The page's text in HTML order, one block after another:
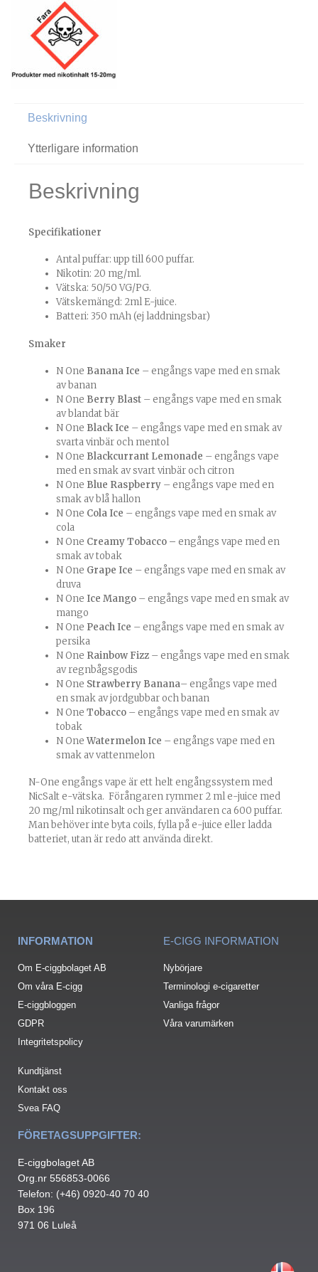
Beskrivning
Ytterligare information
Beskrivning
Specifikationer
Antal puffar: upp till 600 puffar.
Nikotin: 20 mg/ml.
Vätska: 50/50 VG/PG.
Vätskemängd: 2ml E-juice.
Batteri: 350 mAh (ej laddningsbar)
Smaker
N One Banana Ice – engångs vape med en smak
av banan
N One Berry Blast – engångs vape med en smak
av blandat bär
N One Black Ice – engångs vape med en smak av
svarta vinbär och mentol
N One Blackcurrant Lemonade – engångs vape
med en smak av svart vinbär och citron
N One Blue Raspberry – engångs vape med en
smak av blå hallon
N One Cola Ice – engångs vape med en smak av
cola
N One Creamy Tobacco – engångs vape med en
smak av tobak
N One Grape Ice – engångs vape med en smak av
druva
N One Ice Mango – engångs vape med en smak av
mango
N One Peach Ice – engångs vape med en smak av
persika
N One Rainbow Fizz – engångs vape med en smak
av regnbågsgodis
N One Strawberry Banana– engångs vape med
en smak av jordgubbar och banan
N One Tobacco – engångs vape med en smak av
tobak
N OneWatermelon Ice – engångs vape med en
smak av vattenmelon
N-One engångs vape är ett helt engångssystem med
NicSalt e-vätska. Förångaren rymmer 2 ml e-juice med
20 mg/ml nikotinsalt och ger användaren ca 600 puffar.
Man behöver inte byta coils, fylla på e-juice eller ladda
batteriet, utan är redo att använda direkt.
INFORMATION
Om E-ciggbolaget AB
Om våra E-cigg
E-ciggbloggen
GDPR
Integritetspolicy
Kundtjänst
Kontakt oss
Svea FAQ
E-CIGG INFORMATION
Nybörjare
Terminologi e-cigaretter
Vanliga frågor
Våra varumärken
FÖRETAGSUPPGIFTER:
E-ciggbolaget AB
Org.nr 556853-0066
Telefon: (+46) 0920-40 70 40
Box 196
971 06 Luleå